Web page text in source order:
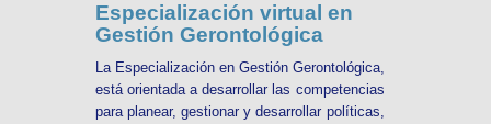
Especialización virtual en
Gestión Gerontológica
La Especialización en Gestión Gerontológica,
está orientada a desarrollar las competencias
para planear, gestionar y desarrollar políticas,